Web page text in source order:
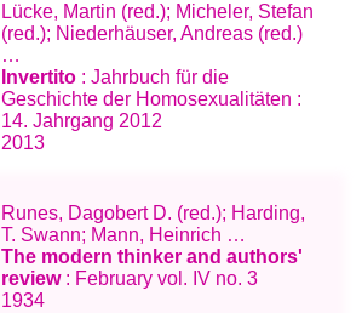
Lücke, Martin (red.); Micheler, Stefan
(red.); Niederhäuser, Andreas (red.)
…
Invertito : Jahrbuch für die
Geschichte der Homosexualitäten :
14. Jahrgang 2012
2013
Runes, Dagobert D. (red.); Harding,
T. Swann; Mann, Heinrich …
The modern thinker and authors'
review: February vol. IV no. 3
1934